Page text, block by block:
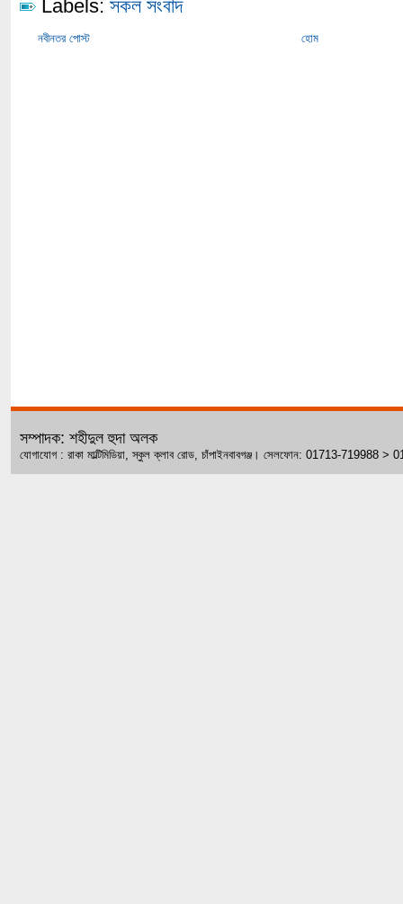
Labels: সকল সংবাদ
নবীনতর পোস্ট হোম
সম্পাদক: শহীদুল হুদা অলক
যোগাযোগ : রাকা মাল্টিমিডিয়া, স্কুল ক্লাব রোড, চাঁপাইনবাবগঞ্জ। সেলফোন: 01713-